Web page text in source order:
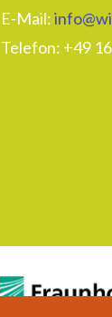
E-Mail:
Telefon: ‭+49